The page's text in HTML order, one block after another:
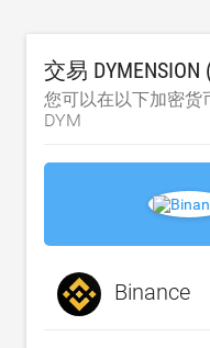
交易 DYMENSION
您可以在以下加密货
DYM
Binance